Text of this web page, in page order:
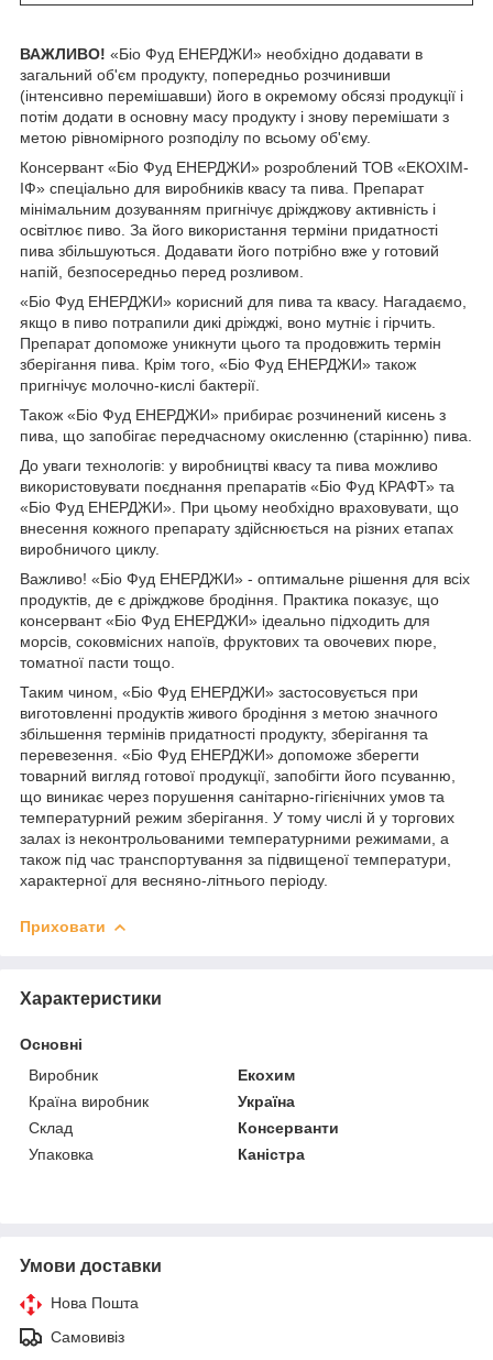
ВАЖЛИВО! «Біо Фуд ЕНЕРДЖИ» необхідно додавати в
загальний об'єм продукту, попередньо розчинивши
(інтенсивно перемішавши) його в окремому обсязі продукції і
потім додати в основну масу продукту і знову перемішати з
метою рівномірного розподілу по всьому об'єму.
Консервант «Біо Фуд ЕНЕРДЖИ» розроблений ТОВ «ЕКОХІМ-
ІФ» спеціально для виробників квасу та пива. Препарат
мінімальним дозуванням пригнічує дріжджову активність і
освітлює пиво. За його використання терміни придатності
пива збільшуються. Додавати його потрібно вже у готовий
напій, безпосередньо перед розливом.
«Біо Фуд ЕНЕРДЖИ» корисний для пива та квасу. Нагадаємо,
якщо в пиво потрапили дикі дріжджі, воно мутніє і гірчить.
Препарат допоможе уникнути цього та продовжить термін
зберігання пива. Крім того, «Біо Фуд ЕНЕРДЖИ» також
пригнічує молочно-кислі бактерії.
Також «Біо Фуд ЕНЕРДЖИ» прибирає розчинений кисень з
пива, що запобігає передчасному окисленню (старінню) пива.
До уваги технологів: у виробництві квасу та пива можливо
використовувати поєднання препаратів «Біо Фуд КРАФТ» та
«Біо Фуд ЕНЕРДЖИ». При цьому необхідно враховувати, що
внесення кожного препарату здійснюється на різних етапах
виробничого циклу.
Важливо! «Біо Фуд ЕНЕРДЖИ» - оптимальне рішення для всіх
продуктів, де є дріжджове бродіння. Практика показує, що
консервант «Біо Фуд ЕНЕРДЖИ» ідеально підходить для
морсів, соковмісних напоїв, фруктових та овочевих пюре,
томатної пасти тощо.
Таким чином, «Біо Фуд ЕНЕРДЖИ» застосовується при
виготовленні продуктів живого бродіння з метою значного
збільшення термінів придатності продукту, зберігання та
перевезення. «Біо Фуд ЕНЕРДЖИ» допоможе зберегти
товарний вигляд готової продукції, запобігти його псуванню,
що виникає через порушення санітарно-гігієнічних умов та
температурний режим зберігання. У тому числі й у торгових
залах із неконтрольованими температурними режимами, а
також під час транспортування за підвищеної температури,
характерної для весняно-літнього періоду.
Приховати
Характеристики
Основні
Виробник
Екохим
Країна виробник
Україна
Склад
Консерванти
Упаковка
Каністра
Умови доставки
Нова Пошта
Самовивіз